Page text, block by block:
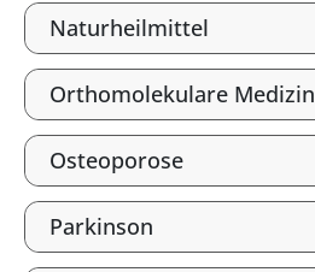
Naturheilmittel
Orthomolekulare Medizin
Osteoporose
Parkinson